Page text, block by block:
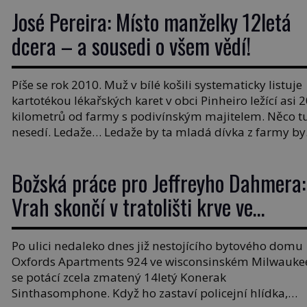
José Pereira: Místo manželky 12letá
dcera – a sousedi o všem vědí!
Píše se rok 2010. Muž v bílé košili systematicky listuje
kartotékou lékařských karet v obci Pinheiro ležící asi
kilometrů od farmy s podivínským majitelem. Něco
nesedí. Ledaže… Ledaže by ta mladá dívka z farmy
Božská práce pro Jeffreyho Dahmera:
Vrah skončí v tratolišti krve ve
vězeňských umývárnách
Po ulici nedaleko dnes již nestojícího bytového domu
Oxfords Apartments 924 ve wisconsinském
se potácí zcela zmatený 14letý Konerak
Sinthasomphone. Když ho zastaví policejní hlídka,